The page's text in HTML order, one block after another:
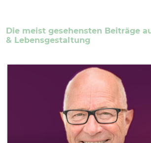
Die meist gesehensten Beiträge
& Lebensgestaltung